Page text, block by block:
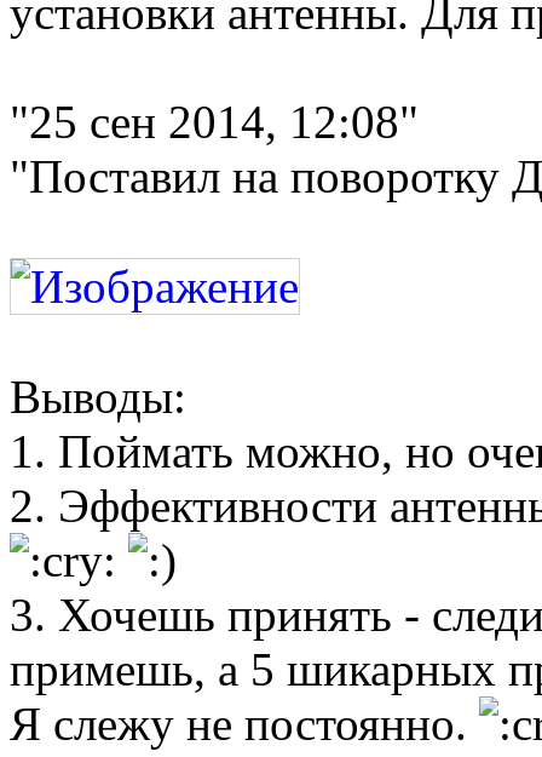
установки антенны. Для
"25 сен 2014, 12:08"
"Поставил на поворотку
Выводы:
1. Поймать можно, но
2. Эффективности
3. Хочешь принять -
примешь, а 5 шикарных
Я слежу не постоянно.